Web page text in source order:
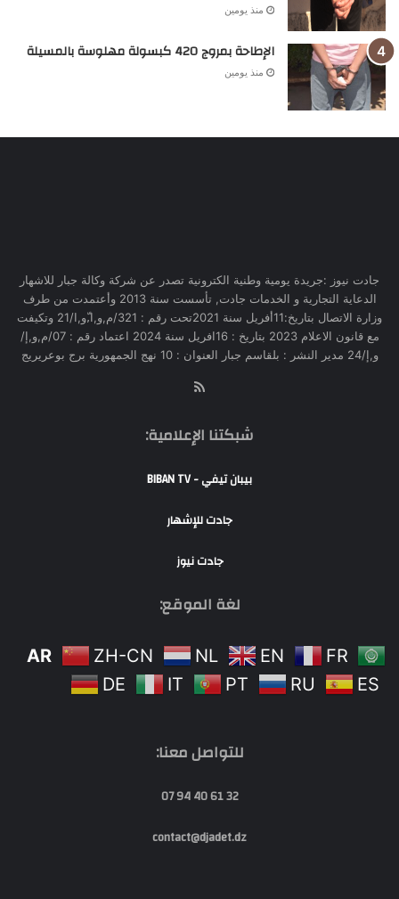
منذ يومين
الإطاحة بمروج 420 كبسولة مهلوسة بالمسيلة
منذ يومين
جادت نيوز :جريدة يومية وطنية الكترونية تصدر عن شركة وكالة جبار للاشهار
الدعاية التجارية و الخدمات جادت, تأسست سنة 2013 وأعتمدت من طرف
وزارة الاتصال بتاريخ:11أفريل سنة 2021تحت رقم : 321/م,و,ا,ّو,ا/21 وتكيفت
مع قانون الاعلام 2023 بتاريخ : 16افريل سنة 2024 اعتماد رقم : 07/م,و,إ/
و,إ/24 مدير النشر : بلقاسم جبار العنوان : 10 نهج الجمهورية برج بوعريريج
شبكتنا الإعلامية:
بيبان تيفي - BIBAN TV
جادت للإشهار
جادت نيوز
لغة الموقع:
AR ZH-CN NL EN
FR
DE
IT PT RU ES
للتواصل معنا:
32 61 40 94 07
contact@djadet.dz